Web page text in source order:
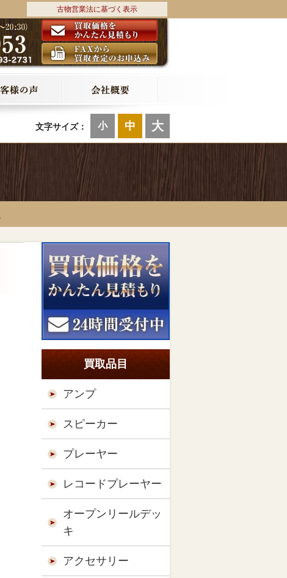
古物営業法に基づく表示
文字サイズ： 小 中 大
買取品目
アンプ
スピーカー
プレーヤー
レコードプレーヤー
オープンリールデッ
キ
アクセサリー